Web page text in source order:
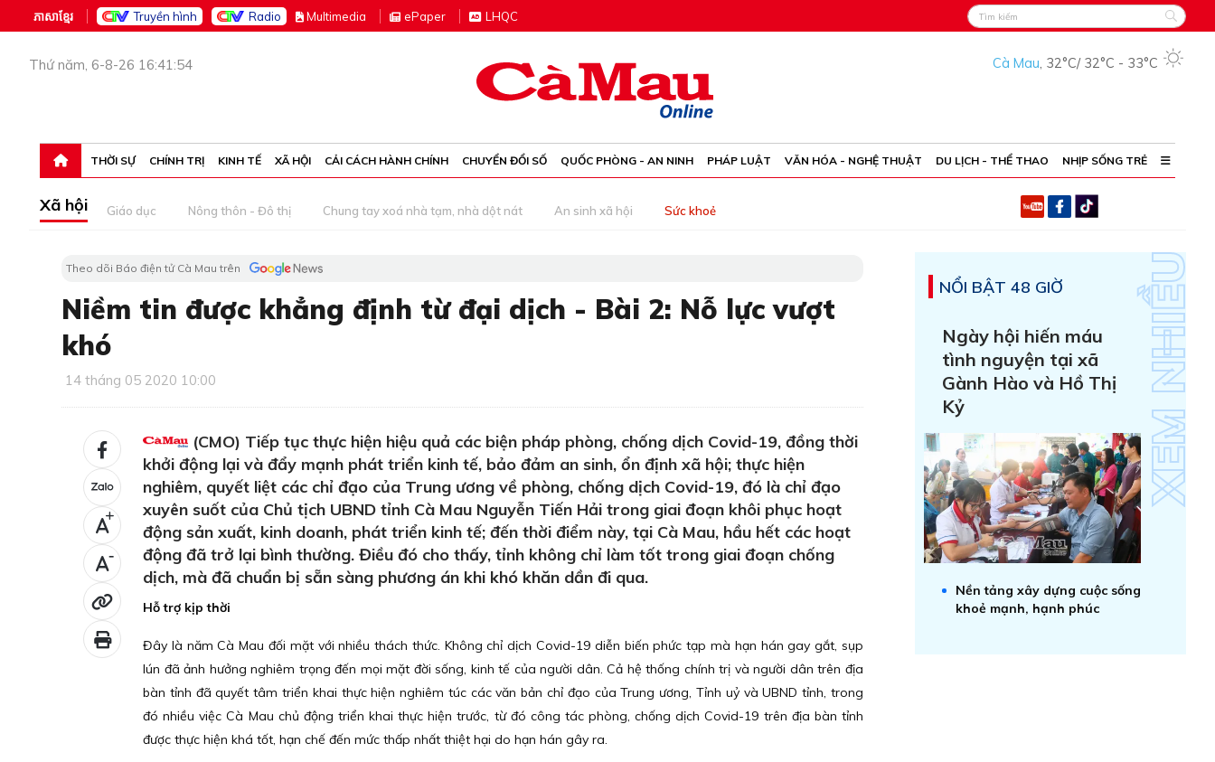
ភាសាខ្មែរ Truyền hình Radio Multimedia ePaper LHQC
Thứ năm, 6-8-26 16:41:54 Cà Mau, 32°C/ 32°C - 33°C
THỜI SỰ CHÍNH TRỊ KINH TẾ XÃ HỘI CẢI CÁCH HÀNH CHÍNH CHUYỂN ĐỔI SỐ QUỐC PHÒNG - AN NINH PHÁP LUẬT VĂN HÓA - NGHỆ THUẬT DU LỊCH - THỂ THAO NHỊP SỐNG TRẺ
Xã hội Giáo dục Nông thôn - Đô thị Chung tay xoá nhà tạm, nhà dột nát An sinh xã hội Sức khoẻ
Theo dõi Báo điện tử Cà Mau trên
Niềm tin được khẳng định từ đại dịch - Bài 2: Nỗ lực vượt
khó
14 tháng 05 2020 10:00
+
-
(CMO) Tiếp tục thực hiện hiệu quả các biện pháp phòng, chống dịch Covid-19, đồng thời
khởi động lại và đẩy mạnh phát triển kinh tế, bảo đảm an sinh, ổn định xã hội; thực hiện
nghiêm, quyết liệt các chỉ đạo của Trung ương về phòng, chống dịch Covid-19, đó là chỉ đạo
xuyên suốt của Chủ tịch UBND tỉnh Cà Mau Nguyễn Tiến Hải trong giai đoạn khôi phục hoạt
động sản xuất, kinh doanh, phát triển kinh tế; đến thời điểm này, tại Cà Mau, hầu hết các hoạt
động đã trở lại bình thường. Điều đó cho thấy, tỉnh không chỉ làm tốt trong giai đoạn chống
dịch, mà đã chuẩn bị sẵn sàng phương án khi khó khăn dần đi qua.
Hỗ trợ kịp thời
Đây là năm Cà Mau đối mặt với nhiều thách thức. Không chỉ dịch Covid-19 diễn biến phức tạp mà hạn hán gay gắt, sụp
lún đã ảnh hưởng nghiêm trọng đến mọi mặt đời sống, kinh tế của người dân. Cả hệ thống chính trị và người dân trên địa
bàn tỉnh đã quyết tâm triển khai thực hiện nghiêm túc các văn bản chỉ đạo của Trung ương, Tỉnh uỷ và UBND tỉnh, trong
đó nhiều việc Cà Mau chủ động triển khai thực hiện trước, từ đó công tác phòng, chống dịch Covid-19 trên địa bàn tỉnh
được thực hiện khá tốt, hạn chế đến mức thấp nhất thiệt hại do hạn hán gây ra.
NỔI BẬT 48 GIỜ
Ngày hội hiến máu
tình nguyện tại xã
Gành Hào và Hồ Thị
Kỷ
Nền tảng xây dựng cuộc sống
khoẻ mạnh, hạnh phúc